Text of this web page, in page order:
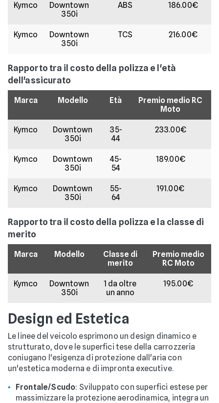
Kymco
Downtown
350i
ABS 186.00€
Kymco
Downtown
350i
TCS 216.00€
Rapporto tra il costo della polizza e l'età
dell'assicurato
Marca Modello Età
Premio medio RC
Moto
Kymco
Downtown
350i
35-
44
233.00€
Kymco
Downtown
350i
45-
54
189.00€
Kymco
Downtown
350i
55-
64
191.00€
Rapporto tra il costo della polizza e la classe di
merito
Marca Modello
Classe di
merito
Premio medio
RC Moto
Kymco
Downtown
350i
1 da oltre
un anno
195.00€
Design ed Estetica
Le linee del veicolo esprimono un design dinamico e
strutturato, dove le superfici tese della carrozzeria
coniugano l'esigenza di protezione dall'aria con
un'estetica moderna e di impronta executive.
Frontale/Scudo: Sviluppato con superfici estese per
massimizzare la protezione aerodinamica, integra un